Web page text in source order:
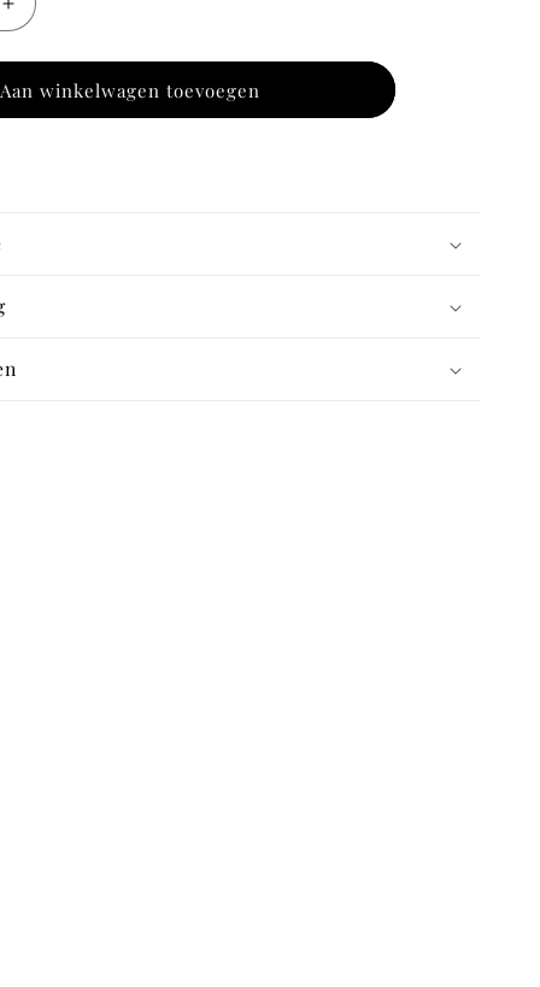
Aantal
verhogen
voor
31-
83
Aan winkelwagen toevoegen